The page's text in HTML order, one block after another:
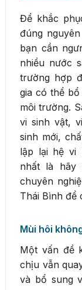
Để khắc
đúng
bạn cần
nhiều nước
trường hợp
gia có thể
môi trường.
vi sinh vật,
sinh mới,
lập lại hệ vi
nhất là hãy
chuyên
Thái Bình để
Mùi hôi
Một vấn đề
chịu vẫn
và bổ sung